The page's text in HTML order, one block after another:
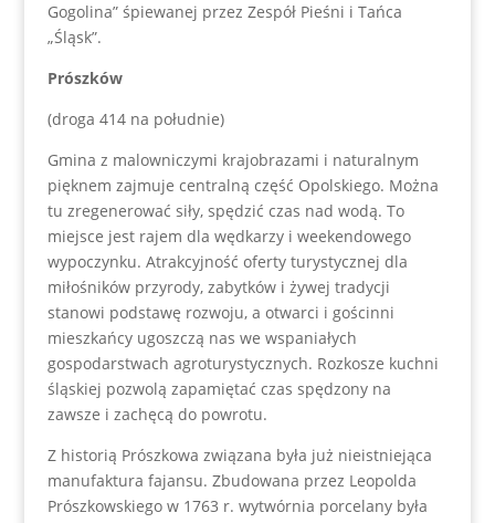
Gogolina” śpiewanej przez Zespół Pieśni i Tańca
„Śląsk”.
Prószków
(droga 414 na południe)
Gmina z malowniczymi krajobrazami i naturalnym
pięknem zajmuje centralną część Opolskiego. Można
tu zregenerować siły, spędzić czas nad wodą. To
miejsce jest rajem dla wędkarzy i weekendowego
wypoczynku. Atrakcyjność oferty turystycznej dla
miłośników przyrody, zabytków i żywej tradycji
stanowi podstawę rozwoju, a otwarci i gościnni
mieszkańcy ugoszczą nas we wspaniałych
gospodarstwach agroturystycznych. Rozkosze kuchni
śląskiej pozwolą zapamiętać czas spędzony na
zawsze i zachęcą do powrotu.
Z historią Prószkowa związana była już nieistniejąca
manufaktura fajansu. Zbudowana przez Leopolda
Prószkowskiego w 1763 r. wytwórnia porcelany była